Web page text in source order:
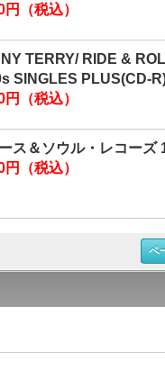
円（税込）
TERRY/ RIDE &
SINGLES PLUS(CD-
（税込）
ス＆ソウル・レコーズ
円（税込）
ペ